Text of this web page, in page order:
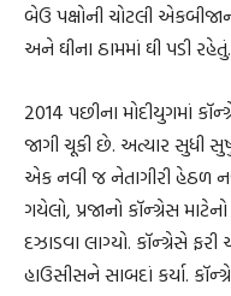
બેઉ પક્ષોની ચોટલી
અને ઘીના ઠામમાં ઘી પડી રહેતું.
2014 પછીના મોદીયુગમાં
જાગી ચૂકી છે. અત્યાર સુધી
એક નવી જ નેતાગીરી હેઠળ
ગયેલો, પ્રજાનો કૉન્ગ્રેસ
દઝાડવા લાગ્યો. કૉન્ગ્રેસે
હાઉસીસને સાબદાં કર્યા.